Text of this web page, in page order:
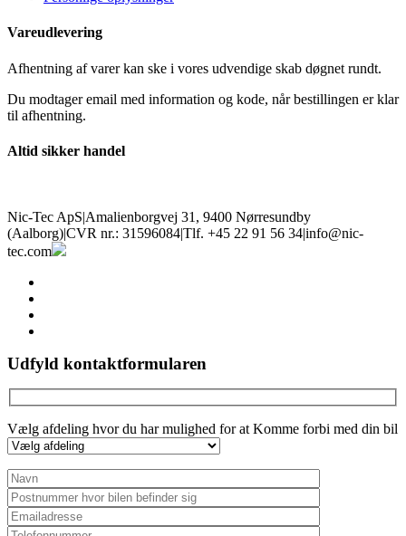
Vareudlevering
Afhentning af varer kan ske i vores udvendige skab døgnet rundt.
Du modtager email med information og kode, når bestillingen er klar
til afhentning.
Altid sikker handel
Nic-Tec ApS|Amalienborgvej 31, 9400 Nørresundby
(Aalborg)|CVR nr.: 31596084|Tlf. +45 22 91 56 34|info@nic-
tec.com
Udfyld kontaktformularen
Vælg afdeling hvor du har mulighed for at Komme forbi med din bil